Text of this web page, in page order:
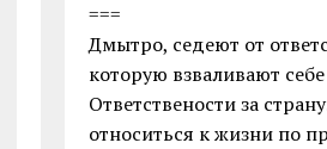
===
Дмытро, седеют от
которую взваливают
Ответствености за
относиться к жизни по